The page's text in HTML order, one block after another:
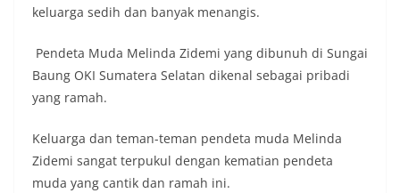
keluarga sedih dan banyak menangis.
Pendeta Muda Melinda Zidemi yang dibunuh di Sungai
Baung OKI Sumatera Selatan dikenal sebagai pribadi
yang ramah.
Keluarga dan teman-teman pendeta muda Melinda
Zidemi sangat terpukul dengan kematian pendeta
muda yang cantik dan ramah ini.